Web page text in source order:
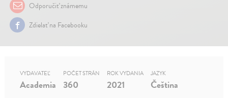
Odporučiť známemu
Zdielať na Facebooku
VYDAVATEĽ
Academia
POČET STRÁN
360
ROK VYDANIA
2021
JAZYK
Čeština